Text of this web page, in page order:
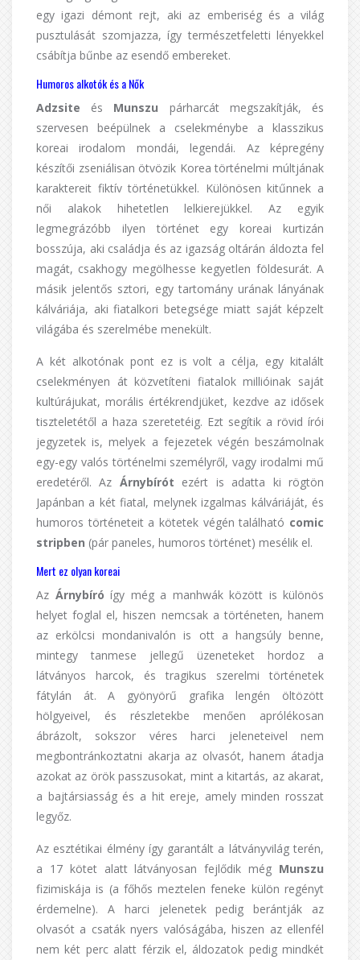
egy igazi démont rejt, aki az emberiség és a világ
pusztulását szomjazza, így természetfeletti lényekkel
csábítja bűnbe az esendő embereket.
Humoros alkotók és a Nők
Adzsite és Munszu párharcát megszakítják, és
szervesen beépülnek a cselekménybe a klasszikus
koreai irodalom mondái, legendái. Az képregény
készítői zseniálisan ötvözik Korea történelmi múltjának
karaktereit fiktív történetükkel. Különösen kitűnnek a
női alakok hihetetlen lelkierejükkel. Az egyik
legmegrázóbb ilyen történet egy koreai kurtizán
bosszúja, aki családja és az igazság oltárán áldozta fel
magát, csakhogy megölhesse kegyetlen földesurát. A
másik jelentős sztori, egy tartomány urának lányának
kálváriája, aki fiatalkori betegsége miatt saját képzelt
világába és szerelmébe menekült.
A két alkotónak pont ez is volt a célja, egy kitalált
cselekményen át közvetíteni fiatalok millióinak saját
kultúrájukat, morális értékrendjüket, kezdve az idősek
tiszteletétől a haza szeretetéig. Ezt segítik a rövid írói
jegyzetek is, melyek a fejezetek végén beszámolnak
egy-egy valós történelmi személyről, vagy irodalmi mű
eredetéről. Az Árnybírót ezért is adatta ki rögtön
Japánban a két fiatal, melynek izgalmas kálváriáját, és
humoros történeteit a kötetek végén található comic
stripben (pár paneles, humoros történet) mesélik el.
Mert ez olyan koreai
Az Árnybíró így még a manhwák között is különös
helyet foglal el, hiszen nemcsak a történeten, hanem
az erkölcsi mondanivalón is ott a hangsúly benne,
mintegy tanmese jellegű üzeneteket hordoz a
látványos harcok, és tragikus szerelmi történetek
fátylán át. A gyönyörű grafika lengén öltözött
hölgyeivel, és részletekbe menően aprólékosan
ábrázolt, sokszor véres harci jeleneteivel nem
megbontránkoztatni akarja az olvasót, hanem átadja
azokat az örök passzusokat, mint a kitartás, az akarat,
a bajtársiasság és a hit ereje, amely minden rosszat
legyőz.
Az esztétikai élmény így garantált a látványvilág terén,
a 17 kötet alatt látványosan fejlődik még Munszu
fizimiskája is (a főhős meztelen feneke külön regényt
érdemelne). A harci jelenetek pedig berántják az
olvasót a csaták nyers valóságába, hiszen az ellenfél
nem két perc alatt férzik el, áldozatok pedig mindkét